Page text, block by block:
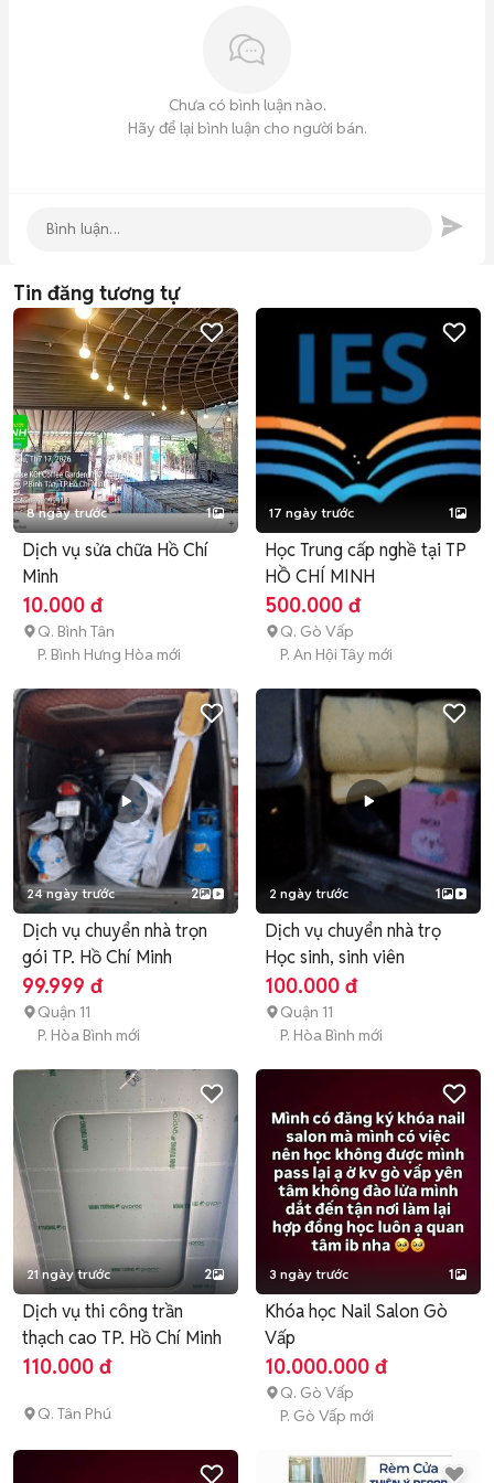
Chưa có bình luận nào.
Hãy để lại bình luận cho người bán.
Tin đăng tương tự
8 ngày trước 1
Dịch vụ sửa chữa Hồ Chí
Minh
10.000 đ
Q. Bình Tân
P. Bình Hưng Hòa mới
17 ngày trước 1
Học Trung cấp nghề tại TP
HỒ CHÍ MINH
500.000 đ
Q. Gò Vấp
P. An Hội Tây mới
24 ngày trước 2
Dịch vụ chuyển nhà trọn
gói TP. Hồ Chí Minh
99.999 đ
Quận 11
P. Hòa Bình mới
2 ngày trước 1
Dịch vụ chuyển nhà trọ
Học sinh, sinh viên
100.000 đ
Quận 11
P. Hòa Bình mới
21 ngày trước 2
Dịch vụ thi công trần
thạch cao TP. Hồ Chí Minh
110.000 đ
Q. Tân Phú
3 ngày trước 1
Khóa học Nail Salon Gò
Vấp
10.000.000 đ
Q. Gò Vấp
P. Gò Vấp mới